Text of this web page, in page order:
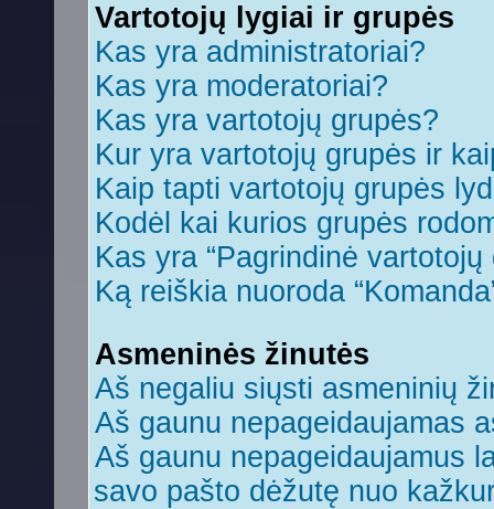
Vartotojų lygiai ir grupės
Kas yra administratoriai?
Kas yra moderatoriai?
Kas yra vartotojų grupės?
Kur yra vartotojų grupės ir
Kaip tapti vartotojų grupės
Kodėl kai kurios grupės
Kas yra “Pagrindinė vartotojų
Ką reiškia nuoroda
Asmeninės žinutės
Aš negaliu siųsti asmeninių
Aš gaunu nepageidaujamas
Aš gaunu nepageidaujamus
savo pašto dėžutę nuo